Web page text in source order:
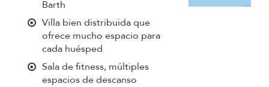
Barth
Villa bien distribuida que
ofrece mucho espacio para
cada huésped
Sala de fitness, múltiples
espacios de descanso